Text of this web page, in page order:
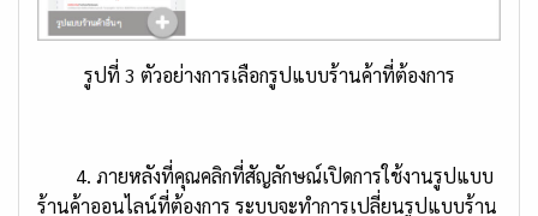
รูปที่ 3 ตัวอย่างการเลือกรูปแบบร้านค้าที่ต้องการ
4. ภายหลังที่คุณคลิกที่สัญลักษณ์เปิดการใช้งานรูปแบบ
ร้านค้าออนไลน์ที่ต้องการ ระบบจะทำการเปลี่ยนรูปแบบร้าน